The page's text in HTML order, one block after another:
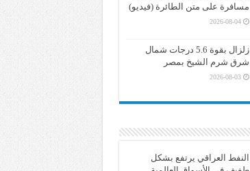
مسافرة على متن الطائرة (فيديو)
2026-08-04
زلزال بقوة 5.6 درجات شمال
شرق شرم الشيخ بمصر
2026-08-03
النفط العراقي يرتفع بشكل